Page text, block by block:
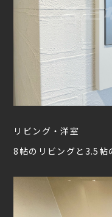
リビング・洋室
8帖のリビングと3.5帖